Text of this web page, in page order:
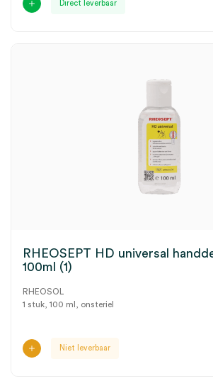
Direct leverbaar
RHEOSEPT HD universal
100ml (1)
RHEOSOL
1 stuk, 100 ml, onsteriel
Niet leverbaar